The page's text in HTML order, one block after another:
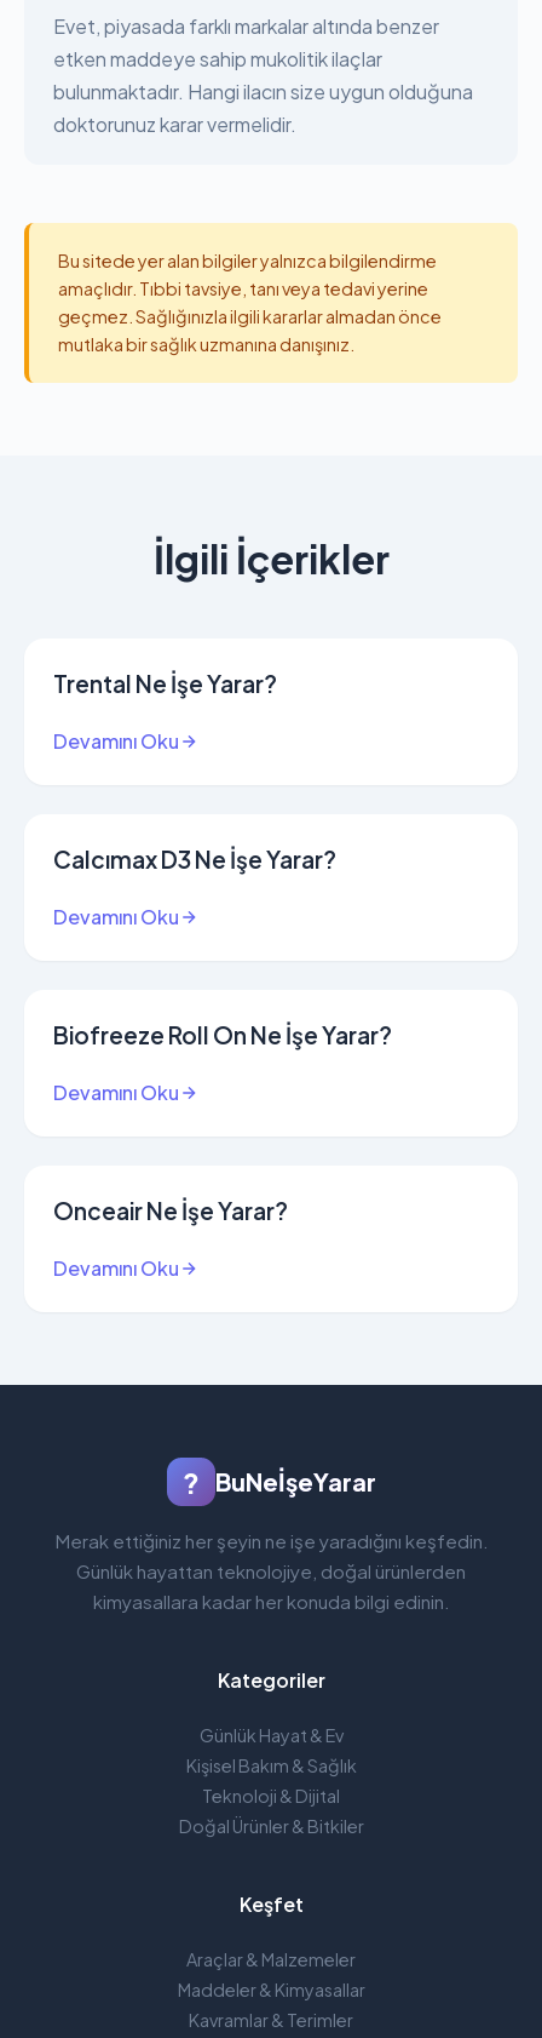
Evet, piyasada farklı markalar altında benzer
etken maddeye sahip mukolitik ilaçlar
bulunmaktadır. Hangi ilacın size uygun olduğuna
doktorunuz karar vermelidir.
Bu sitede yer alan bilgiler yalnızca bilgilendirme
amaçlıdır. Tıbbi tavsiye, tanı veya tedavi yerine
geçmez. Sağlığınızla ilgili kararlar almadan önce
mutlaka bir sağlık uzmanına danışınız.
İlgili İçerikler
Trental Ne İşe Yarar?
Devamını Oku
Calcımax D3 Ne İşe Yarar?
Devamını Oku
Biofreeze Roll On Ne İşe Yarar?
Devamını Oku
Onceair Ne İşe Yarar?
Devamını Oku
? BuNeİşeYarar
Merak ettiğiniz her şeyin ne işe yaradığını keşfedin.
Günlük hayattan teknolojiye, doğal ürünlerden
kimyasallara kadar her konuda bilgi edinin.
Kategoriler
Günlük Hayat & Ev
Kişisel Bakım & Sağlık
Teknoloji & Dijital
Doğal Ürünler & Bitkiler
Keşfet
Araçlar & Malzemeler
Maddeler & Kimyasallar
Kavramlar & Terimler